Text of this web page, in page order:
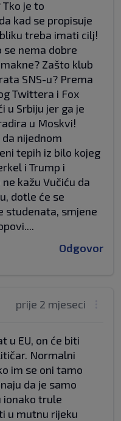
je to
kad se propisuje
treba imati cilj!
se nema dobre
Zašto klub
SNS-u? Prema
Twittera i Fox
u Srbiju jer ga je
u Moskvi!
nijednom
tepih iz bilo kojeg
i Trump i
kažu Vučiću da
dotle će se
studenata, smjene
Odgovor
prije 2 mjeseci
u EU, on će biti
Normalni
im se oni tamo
da je samo
ionako trule
u mutnu rijeku